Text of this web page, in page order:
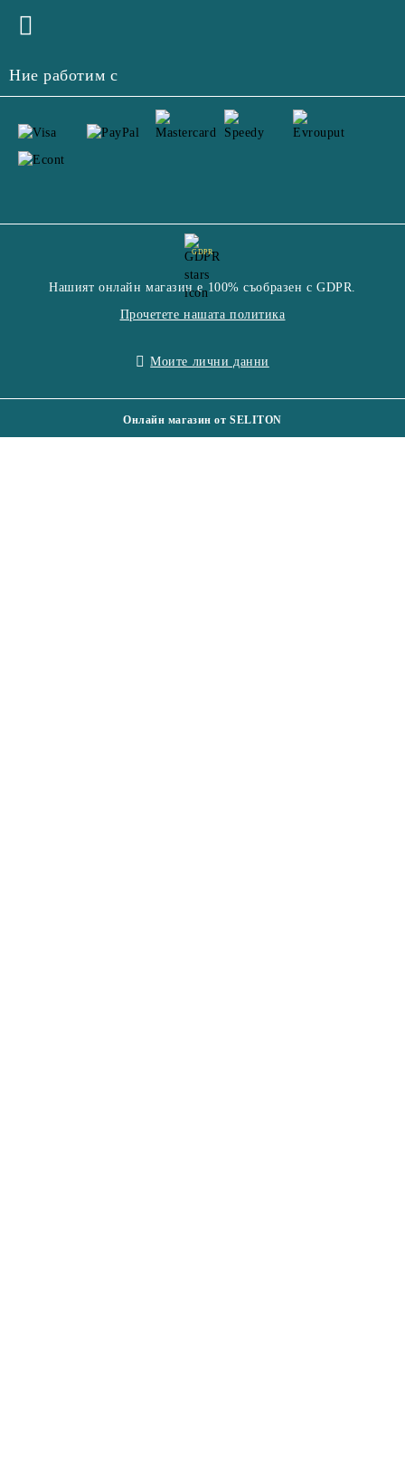
Ние работим с
GDPR
Нашият онлайн магазин е 100% съобразен с GDPR.
Прочетете нашата политика
Моите лични данни
Онлайн магазин от SELITON